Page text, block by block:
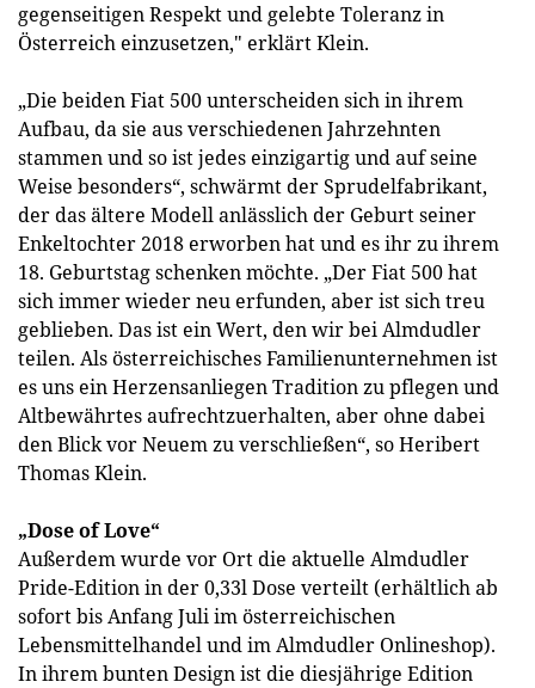
gegenseitigen Respekt und gelebte Toleranz in
Österreich einzusetzen," erklärt Klein.
„Die beiden Fiat 500 unterscheiden sich in ihrem
Aufbau, da sie aus verschiedenen Jahrzehnten
stammen und so ist jedes einzigartig und auf seine
Weise besonders“, schwärmt der Sprudelfabrikant,
der das ältere Modell anlässlich der Geburt seiner
Enkeltochter 2018 erworben hat und es ihr zu ihrem
18. Geburtstag schenken möchte. „Der Fiat 500 hat
sich immer wieder neu erfunden, aber ist sich treu
geblieben. Das ist ein Wert, den wir bei Almdudler
teilen. Als österreichisches Familienunternehmen ist
es uns ein Herzensanliegen Tradition zu pflegen und
Altbewährtes aufrechtzuerhalten, aber ohne dabei
den Blick vor Neuem zu verschließen“, so Heribert
Thomas Klein.
„Dose of Love“
Außerdem wurde vor Ort die aktuelle Almdudler
Pride-Edition in der 0,33l Dose verteilt (erhältlich ab
sofort bis Anfang Juli im österreichischen
Lebensmittelhandel und im Almdudler Onlineshop).
In ihrem bunten Design ist die diesjährige Edition